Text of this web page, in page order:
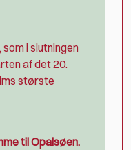
i slutningen
af det 20.
største
til Opalsøen.